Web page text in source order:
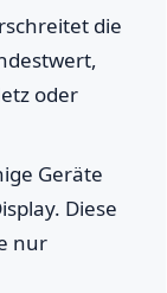
die
oder
Geräte
Diese
nur